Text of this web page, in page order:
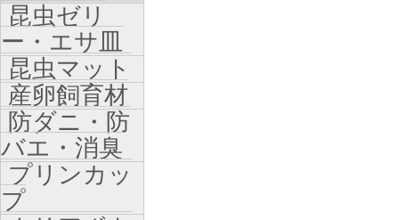
昆虫ゼリ
ー・エサ皿
昆虫マット
産卵飼育材
防ダニ・防
バエ・消臭
プリンカッ
プ